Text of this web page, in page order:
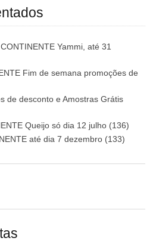
Yammi, até 31
Fim de semana promoções de
de desconto e Amostras Grátis
Queijo só dia 12 julho (136)
até dia 7 dezembro (133)